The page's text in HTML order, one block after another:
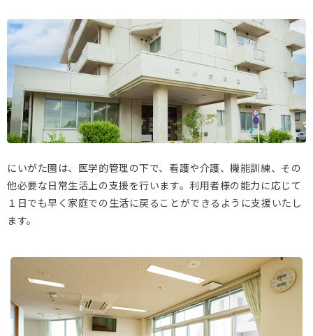
にいがた園は、医学的管理の下で、看護や介護、機能訓練、その
他必要な日常生活上の支援を行います。利用者様の能力に応じて
１日でも早く家庭での生活に戻ることができるように支援いたし
ます。